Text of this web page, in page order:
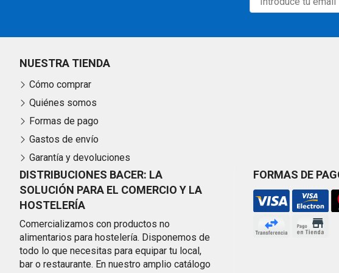
DISTRIBUCIONES BACER: LA
SOLUCIÓN PARA EL COMERCIO Y LA
HOSTELERÍA
Comercializamos con productos no
alimentarios para hostelería. Disponemos de
todo lo que necesitas para equipar tu local,
bar o restaurante. En nuestro amplio catálogo
FORMAS DE
NUESTRA TIENDA
Cómo comprar
Quiénes somos
Formas de pago
Gastos de envío
Garantía y devoluciones